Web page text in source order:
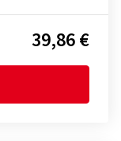
39,86 €